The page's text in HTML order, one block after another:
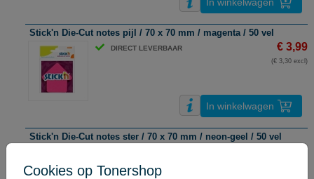
Stick'n Die-Cut notes pijl / 70 x 70 mm / magenta / 50 vel
DIRECT LEVERBAAR € 3,99
(€ 3,30 excl)
In winkelwagen
Stick'n Die-Cut notes ster / 70 x 70 mm / neon-geel / 50 vel
€ 3,99
Cookies op Tonershop